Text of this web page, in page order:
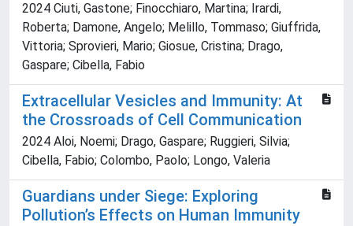
2024 Ciuti, Gastone; Finocchiaro, Martina; Irardi,
Roberta; Damone, Angelo; Melillo, Tommaso; Giuffrida,
Vittoria; Sprovieri, Mario; Giosue, Cristina; Drago,
Gaspare; Cibella, Fabio
Extracellular Vesicles and Immunity: At
the Crossroads of Cell Communication
2024 Aloi, Noemi; Drago, Gaspare; Ruggieri, Silvia;
Cibella, Fabio; Colombo, Paolo; Longo, Valeria
Guardians under Siege: Exploring
Pollution’s Effects on Human Immunity